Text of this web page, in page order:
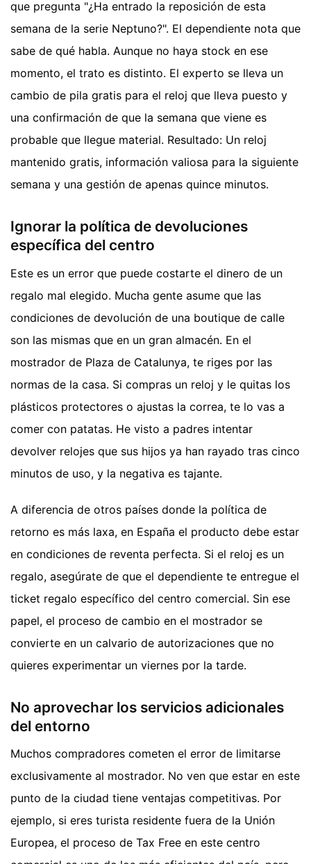
que pregunta "¿Ha entrado la reposición de esta
semana de la serie Neptuno?". El dependiente nota que
sabe de qué habla. Aunque no haya stock en ese
momento, el trato es distinto. El experto se lleva un
cambio de pila gratis para el reloj que lleva puesto y
una confirmación de que la semana que viene es
probable que llegue material. Resultado: Un reloj
mantenido gratis, información valiosa para la siguiente
semana y una gestión de apenas quince minutos.
Ignorar la política de devoluciones
específica del centro
Este es un error que puede costarte el dinero de un
regalo mal elegido. Mucha gente asume que las
condiciones de devolución de una boutique de calle
son las mismas que en un gran almacén. En el
mostrador de Plaza de Catalunya, te riges por las
normas de la casa. Si compras un reloj y le quitas los
plásticos protectores o ajustas la correa, te lo vas a
comer con patatas. He visto a padres intentar
devolver relojes que sus hijos ya han rayado tras cinco
minutos de uso, y la negativa es tajante.
A diferencia de otros países donde la política de
retorno es más laxa, en España el producto debe estar
en condiciones de reventa perfecta. Si el reloj es un
regalo, asegúrate de que el dependiente te entregue el
ticket regalo específico del centro comercial. Sin ese
papel, el proceso de cambio en el mostrador se
convierte en un calvario de autorizaciones que no
quieres experimentar un viernes por la tarde.
No aprovechar los servicios adicionales
del entorno
Muchos compradores cometen el error de limitarse
exclusivamente al mostrador. No ven que estar en este
punto de la ciudad tiene ventajas competitivas. Por
ejemplo, si eres turista residente fuera de la Unión
Europea, el proceso de Tax Free en este centro